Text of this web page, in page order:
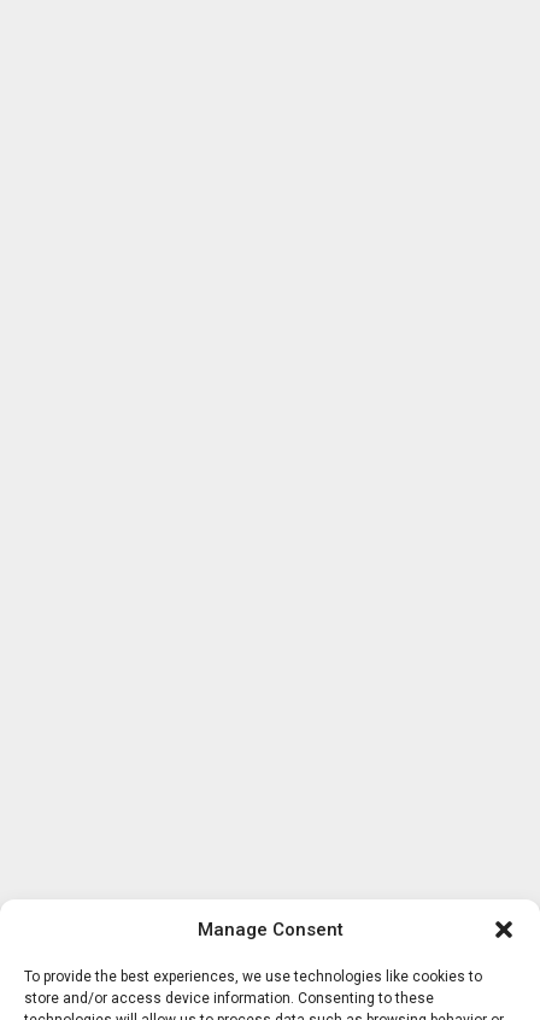
Manage Consent
To provide the best experiences, we use technologies like cookies to
store and/or access device information. Consenting to these